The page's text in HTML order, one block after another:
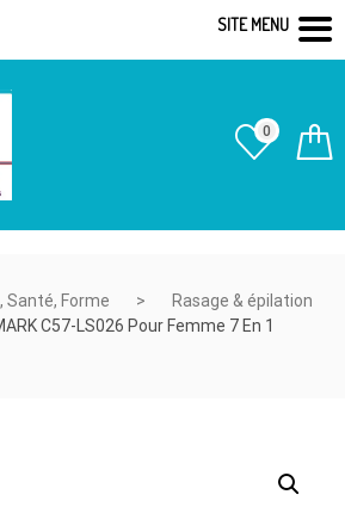
0
Santé, Forme
Rasage & épilation
C57-LS026 Pour Femme 7 En 1
SITE MENU